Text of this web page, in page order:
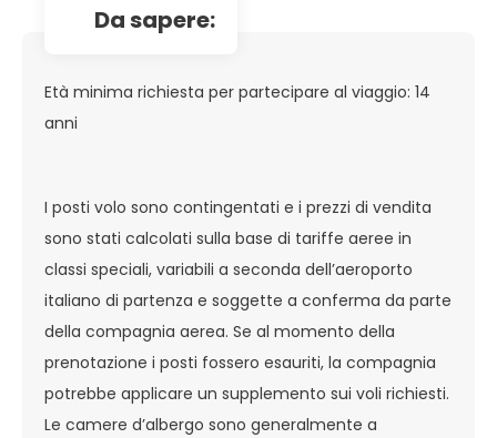
da sapere:
Età minima richiesta per partecipare al viaggio: 14
anni
I posti volo sono contingentati e i prezzi di vendita
sono stati calcolati sulla base di tariffe aeree in
classi speciali, variabili a seconda dell’aeroporto
italiano di partenza e soggette a conferma da parte
della compagnia aerea. Se al momento della
prenotazione i posti fossero esauriti, la compagnia
potrebbe applicare un supplemento sui voli richiesti.
Le camere d’albergo sono generalmente a